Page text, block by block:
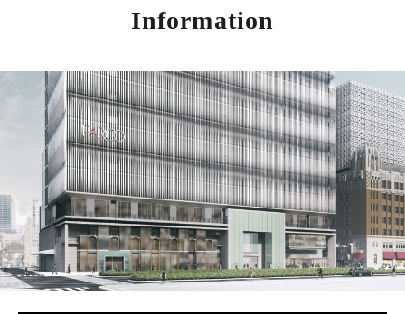
Information